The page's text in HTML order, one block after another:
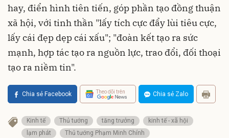
hay, điển hình tiên tiến, góp phần tạo đồng thuận
xã hội, với tinh thần "lấy tích cực đẩy lùi tiêu cực,
lấy cái đẹp dẹp cái xấu"; "đoàn kết tạo ra sức
mạnh, hợp tác tạo ra nguồn lực, trao đổi, đối thoại
tạo ra niềm tin".
Chia sẻ Facebook Theo dõi trên Chia sẻ Zalo
Kinh tế Thủ tướng tăng trưởng
kinh tế - xã hội
lạm phát
Thủ tướng Phạm Minh Chính